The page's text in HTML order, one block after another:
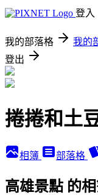
登入
我的部落格 我的
登出
捲捲和土
相簿 部落格
高雄景點 的